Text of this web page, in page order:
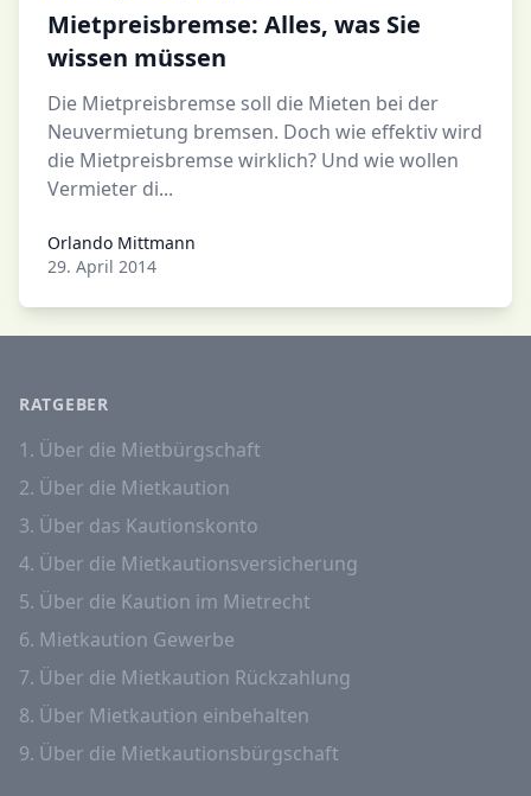
Mietpreisbremse: Alles, was Sie
wissen müssen
Die Mietpreisbremse soll die Mieten bei der
Neuvermietung bremsen. Doch wie effektiv wird
die Mietpreisbremse wirklich? Und wie wollen
Vermieter di...
Orlando Mittmann
Orlando Mittmann
29. April 2014
RATGEBER
1. Über die Mietbürgschaft
2. Über die Mietkaution
3. Über das Kautionskonto
4. Über die Mietkautionsversicherung
5. Über die Kaution im Mietrecht
6. Mietkaution Gewerbe
7. Über die Mietkaution Rückzahlung
8. Über Mietkaution einbehalten
9. Über die Mietkautionsbürgschaft